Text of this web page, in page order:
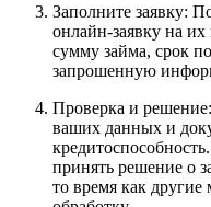
Заполните заявку:
онлайн-заявку на
сумму займа, срок
запрошенную
Проверка и
ваших данных и
принять решение о
то время как другие